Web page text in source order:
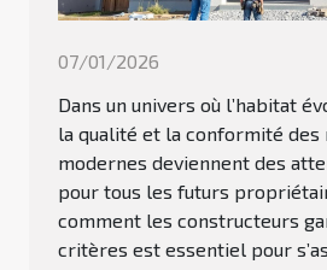
07/01/2026
Dans un univers où l’habitat
la qualité et la conformité des
modernes deviennent des
pour tous les futurs
comment les constructeurs
critères est essentiel pour